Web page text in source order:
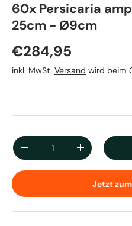
60x Persicaria
25cm - Ø9cm
Normaler Preis
€284,95
inkl. MwSt. Versand wird beim
Anzahl
Menge verringernMenge
Jetzt